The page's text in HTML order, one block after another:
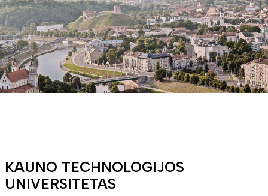
KAUNO TECHNOLOGIJOS
UNIVERSITETAS